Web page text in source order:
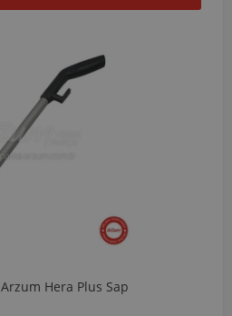
Arzum Hera Plus Sap